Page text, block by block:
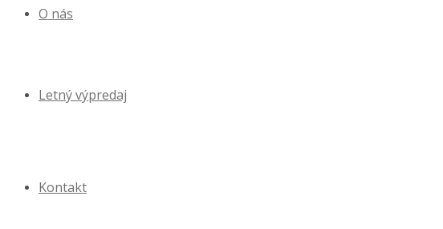
O nás
Letný výpredaj
Kontakt